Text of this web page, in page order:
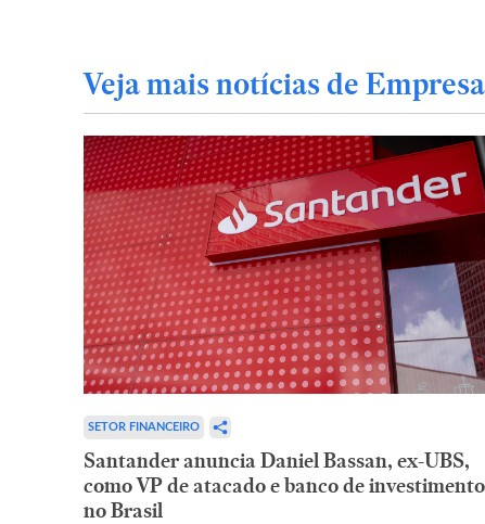
Veja mais notícias de
SETOR FINANCEIRO
Santander anuncia Daniel Bassan, ex-UBS,
como VP de atacado e banco de investimento
no Brasil